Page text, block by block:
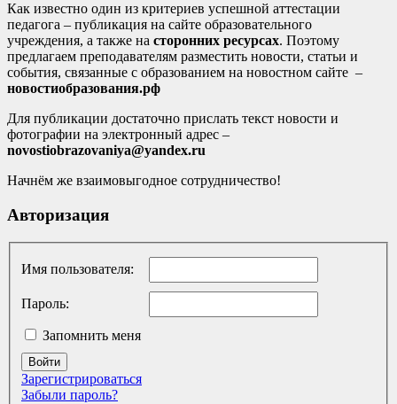
Как известно один из критериев успешной аттестации
педагога – публикация на сайте образовательного
учреждения, а также на сторонних ресурсах. Поэтому
предлагаем преподавателям разместить новости, статьи и
события, связанные с образованием на новостном сайте –
новостиобразования.рф
Для публикации достаточно прислать текст новости и
фотографии на электронный адрес –
novostiobrazovaniya@yandex.ru
Начнём же взаимовыгодное сотрудничество!
Авторизация
Имя пользователя:
Пароль:
Запомнить меня
Войти
Зарегистрироваться
Забыли пароль?